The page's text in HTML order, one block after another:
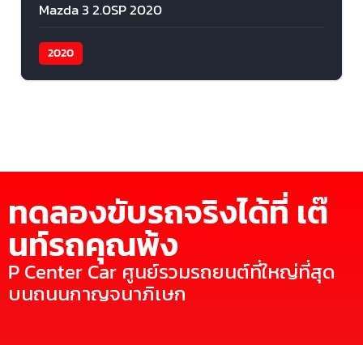
Mazda 3 2.0SP 2020
2020
ทดลองขับรถจริงได้ที่ เต๊
นท์รถคุณพ้ง
P Center Car ศูนย์รวมรถยนต์ที่ใหญ่ที่สุด
บนถนนกาญจนาภิเษก